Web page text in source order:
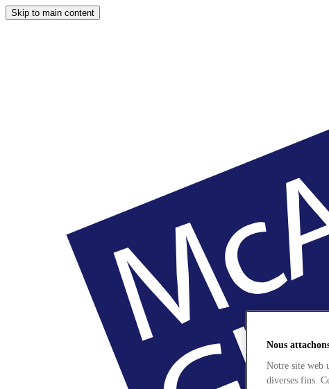
Skip to main content
Nous
Notre site web
diverses fins.